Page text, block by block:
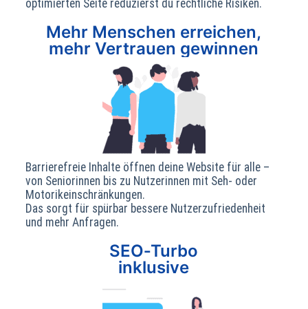
optimierten Seite reduzierst du rechtliche Risiken.
Mehr Menschen erreichen,
mehr Vertrauen gewinnen
Barrierefreie Inhalte öffnen deine Website für alle –
von Seniorinnen bis zu Nutzerinnen mit Seh‑ oder
Motorik­einschränkungen.
Das sorgt für spürbar bessere Nutzer­zufriedenheit
und mehr Anfragen.
SEO‑Turbo
inklusive